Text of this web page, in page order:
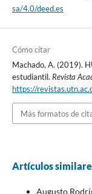
sa/4.0/deed.es
Cómo citar
Machado, A. (2019).
estudiantil. Revista
https://
Más formatos de
Artículos
Augusto